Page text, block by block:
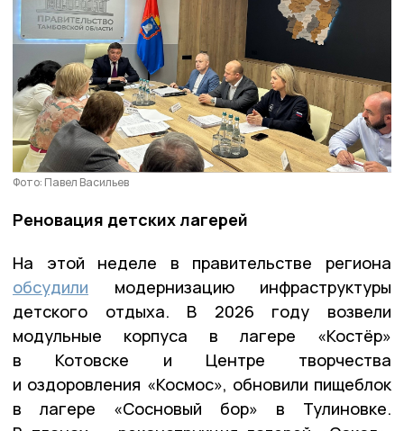
Фото: Павел Васильев
Реновация детских лагерей
На этой неделе в правительстве региона
обсудили модернизацию инфраструктуры
детского отдыха. В 2026 году возвели
модульные корпуса в лагере «Костёр»
в Котовске и Центре творчества
и оздоровления «Космос», обновили пищеблок
в лагере «Сосновый бор» в Тулиновке.